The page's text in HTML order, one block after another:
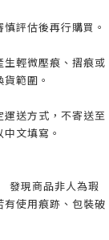
評估後再行購買。
生輕微壓痕、摺痕或
範圍。
運送方式，不寄送至
文填寫。
發現商品非人為瑕
使用痕跡、包裝破